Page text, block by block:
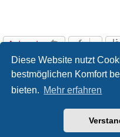
Diese Website nutzt
bestmöglichen Komfort
bieten. Mehr erfahren
Antworten
3
Powered byphpBB®